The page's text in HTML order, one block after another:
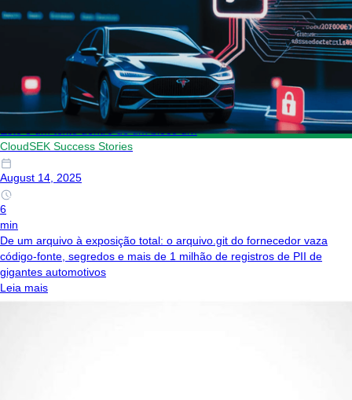
Este é um texto dentro de um bloco div.
CloudSEK Success Stories
August 14, 2025
6
min
De um arquivo à exposição total: o arquivo.git do fornecedor vaza
código-fonte, segredos e mais de 1 milhão de registros de PII de
gigantes automotivos
Leia mais